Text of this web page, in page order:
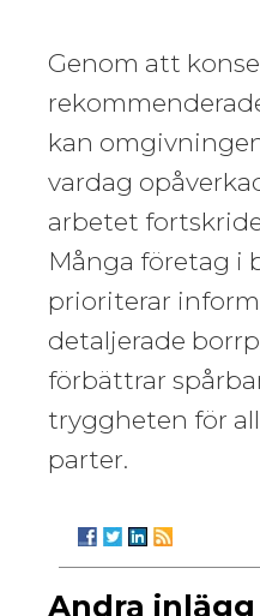
Genom att
kan
vardag
arbetet
Många företag i
prioriterar
detaljerade
förbättrar
tryggheten för
parter.
Andra inlägg